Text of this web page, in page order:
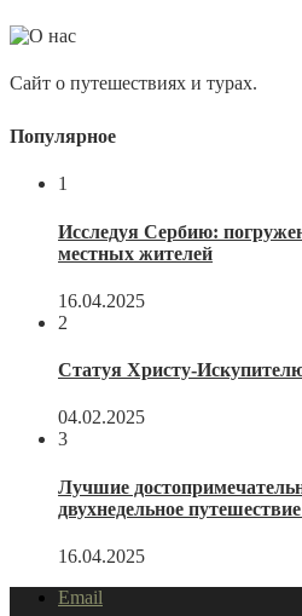
Сайт о путешествиях и турах.
Популярное
1
Исследуя Сербию:
местных жителей
16.04.2025
2
Статуя Христу-
04.02.2025
3
Лучшие
двухнедельное
16.04.2025
Email